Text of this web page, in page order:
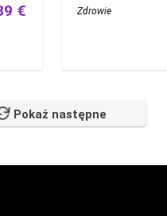
€ Zdrowie
Pokaż następne